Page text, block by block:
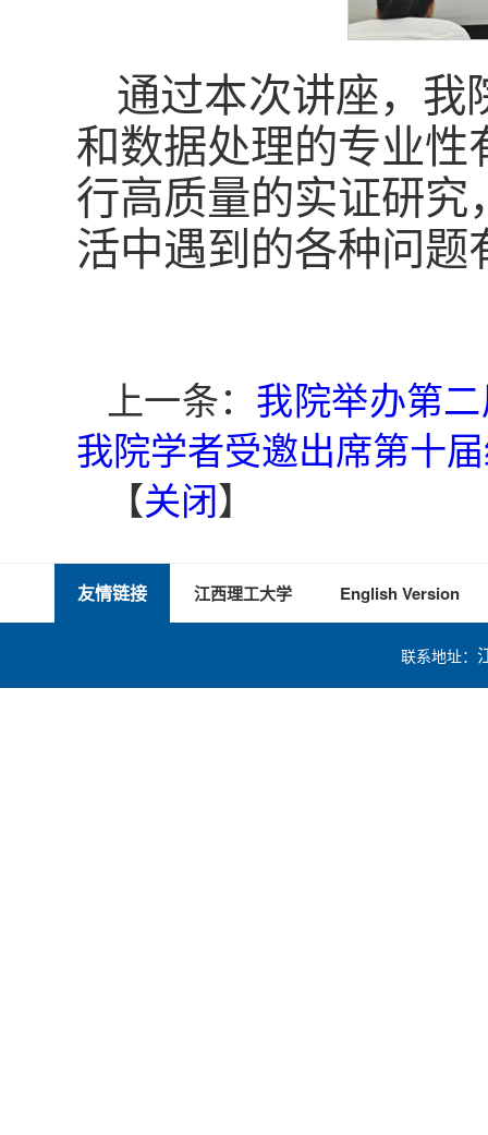
通过本次讲座，我
和数据处理的专业
行高质量的实证研
活中遇到的各种问
上一条： 我院举办第
我院学者受邀出席第十
【关闭】
友情链接 江西理工大学 English Version
联系地址：